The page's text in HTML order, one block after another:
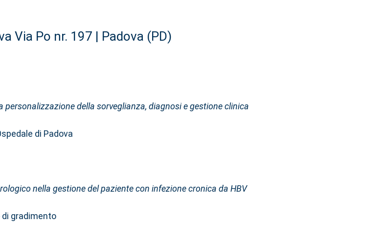
Via Po nr. 197 | Padova (PD)
della sorveglianza, diagnosi e gestione clinica
di Padova
nella gestione del paziente con infezione cronica da HBV
gradimento